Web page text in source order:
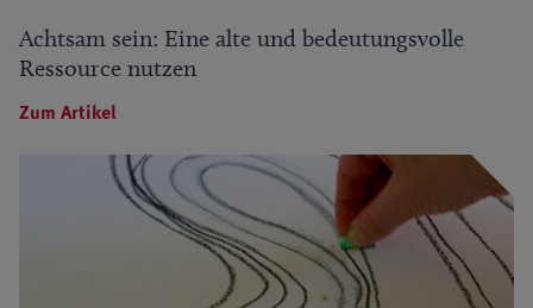
Achtsam sein: Eine alte und bedeutungsvolle
Ressource nutzen
Zum Artikel